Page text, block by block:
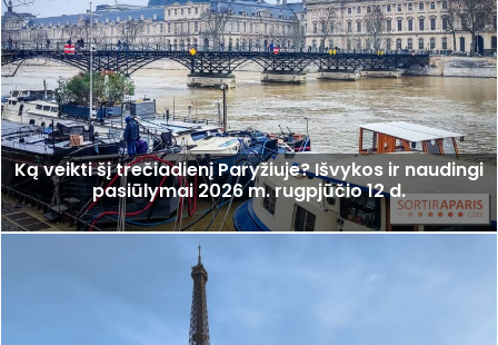
Ką veikti šį trečiadienį Paryžiuje? Išvykos ir naudingi
pasiūlymai 2026 m. rugpjūčio 12 d.